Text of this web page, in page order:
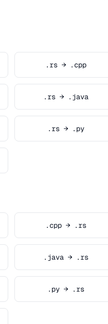
.rs → .cpp
.rs → .java
.rs → .py
.cpp → .rs
.java → .rs
.py → .rs